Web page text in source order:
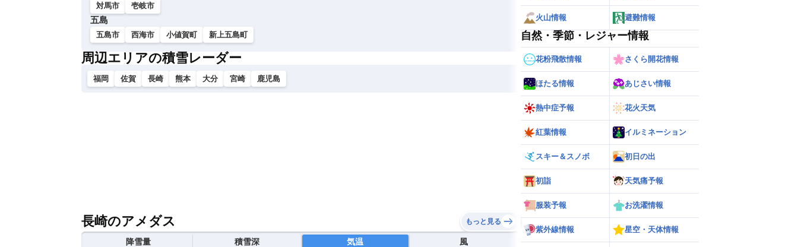
対馬市 壱岐市
五島
五島市 西海市 小値賀町 新上五島町
周辺エリアの積雪レーダー
福岡 佐賀 長崎 熊本 大分 宮崎 鹿児島
長崎のアメダス もっと見る
降雪量 積雪深 気温 風
火山情報 避難情報
自然・季節・レジャー情報
花粉飛散情報 さくら開花情報
ほたる情報 あじさい情報
熱中症予報 花火天気
紅葉情報 イルミネーション
スキー＆スノボ 初日の出
初詣 天気痛予報
服装予報 お洗濯情報
紫外線情報 星空・天体情報